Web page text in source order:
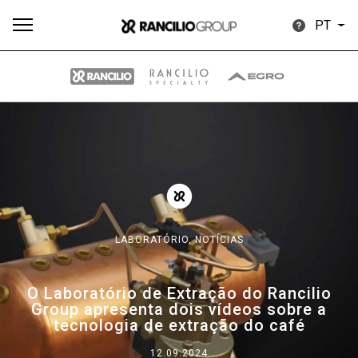
PT
LABORATÓRIO,NOTÍCIAS
O Laboratório de Extração do Rancilio
Group apresenta dois vídeos sobre a
tecnologia de extração do café
12.09.2024
Our brands
Group